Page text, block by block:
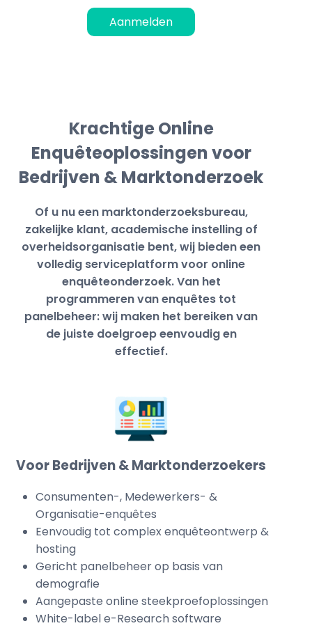
Aanmelden
Krachtige Online
Enquêteoplossingen voor
Bedrijven & Marktonderzoek
Of u nu een marktonderzoeksbureau,
zakelijke klant, academische instelling of
overheidsorganisatie bent, wij bieden een
volledig serviceplatform voor online
enquêteonderzoek. Van het
programmeren van enquêtes tot
panelbeheer: wij maken het bereiken van
de juiste doelgroep eenvoudig en
effectief.
Voor Bedrijven & Marktonderzoekers
Consumenten-, Medewerkers- &
Organisatie-enquêtes
Eenvoudig tot complex enquêteontwerp &
hosting
Gericht panelbeheer op basis van
demografie
Aangepaste online steekproefoplossingen
White-label e-Research software